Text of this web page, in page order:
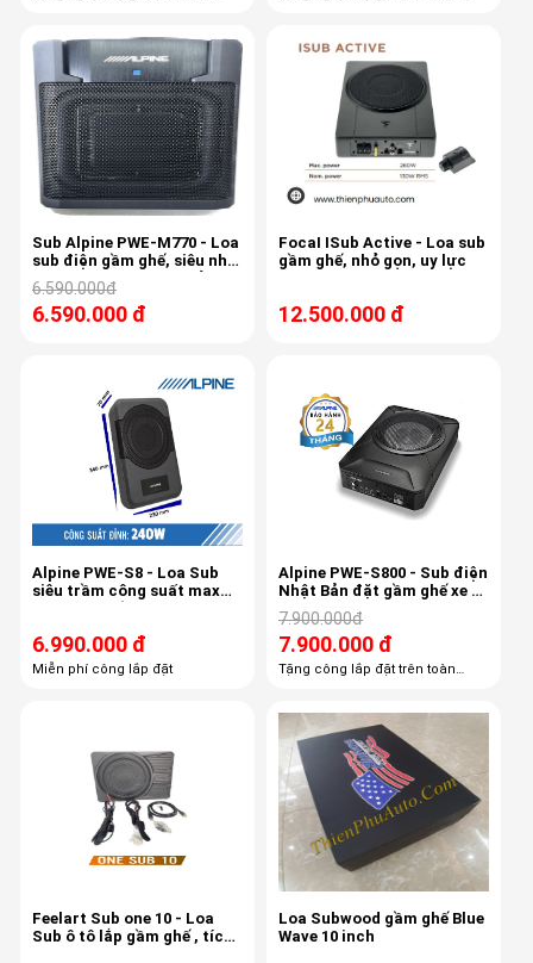
Sub Alpine PWE-M770 - Loa
sub điện gầm ghế, siêu nhỏ
gọn, đánh lực, Nhật bản,
150W RMS
6.590.000đ
6.590.000 đ
FocaI ISub Active - Loa sub
gầm ghế, nhỏ gọn, uy lực
12.500.000 đ
Alpine PWE-S8 - Loa Sub
siêu trầm công suất max
6.990.000 đ
Miễn phí công lắp đặt
Alpine PWE-S800 - Sub điện
Nhật Bản đặt gầm ghế xe ô
tô, Sub 8 inch, 240w max
7.900.000đ
7.900.000 đ
Tặng công lắp đặt trên toàn
nghe nhạc chất lượng cao trị giá
500k
Feelart Sub one 10 - Loa
Sub ô tô lắp gầm ghế , tích
Loa Subwood gầm ghế Blue
Wave 10 inch